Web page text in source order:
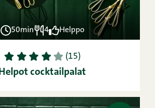
50min 4 Helppo
1 2 3 4 5 (15)
Helpot cocktailpalat